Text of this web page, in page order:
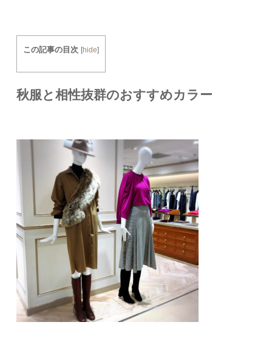
この記事の目次 [hide]
秋服と相性抜群のおすすめカラー